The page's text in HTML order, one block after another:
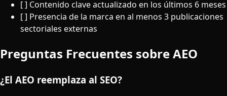
[ ] Contenido clave actualizado en los últimos 6 meses
[ ] Presencia de la marca en al menos 3 publicaciones
sectoriales externas
Preguntas Frecuentes sobre AEO
¿El AEO reemplaza al SEO?